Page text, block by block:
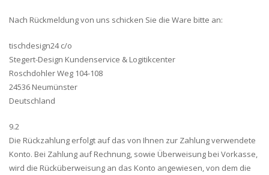
Nach Rückmeldung von uns schicken Sie die Ware bitte an:
tischdesign24 c/o
Stegert-Design Kundenservice & Logitikcenter
Roschdohler Weg 104-108
24536 Neumünster
Deutschland
9.2
Die Rückzahlung erfolgt auf das von Ihnen zur Zahlung verwendete
Konto. Bei Zahlung auf Rechnung, sowie Überweisung bei Vorkasse,
wird die Rücküberweisung an das Konto angewiesen, von dem die